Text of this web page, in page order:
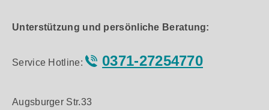
Unterstützung und persönliche Beratung:
Service Hotline: 0371-27254770
Augsburger Str.33